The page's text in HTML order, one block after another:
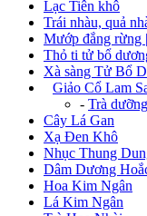
Lạc Tiên khô
Trái nhàu, quả
Mướp đắng rừng
Thỏ ti tử bổ
Xà sàng Tử Bổ
Giảo Cổ Lam
- Trà
Cây Lá Gan
Xạ Đen Khô
Nhục Thung
Dâm Dương
Hoa Kim Ngân
Lá Kim Ngân